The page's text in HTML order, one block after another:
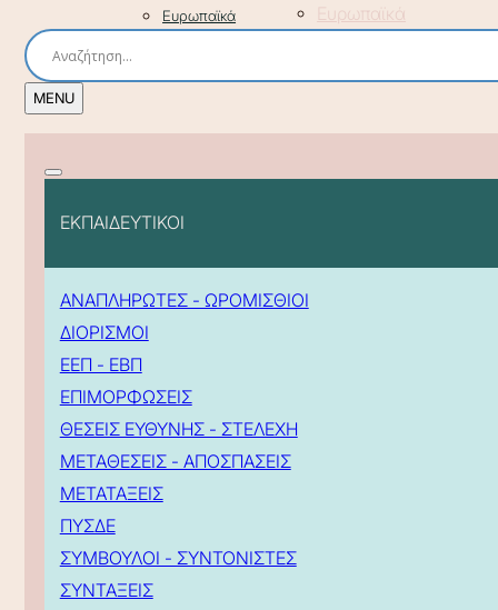
Ευρωπαϊκά
Ευρωπαϊκά
ΕΚΠΑΙΔΕΥΤΙΚΟΙ
ΑΝΑΠΛΗΡΩΤΕΣ - ΩΡΟΜΙΣΘΙΟΙ
ΔΙΟΡΙΣΜΟΙ
ΕΕΠ - ΕΒΠ
ΕΠΙΜΟΡΦΩΣΕΙΣ
ΘΕΣΕΙΣ ΕΥΘΥΝΗΣ - ΣΤΕΛΕΧΗ
ΜΕΤΑΘΕΣΕΙΣ - ΑΠΟΣΠΑΣΕΙΣ
ΜΕΤΑΤΑΞΕΙΣ
ΠΥΣΔΕ
ΣΥΜΒΟΥΛΟΙ - ΣΥΝΤΟΝΙΣΤΕΣ
ΣΥΝΤΑΞΕΙΣ